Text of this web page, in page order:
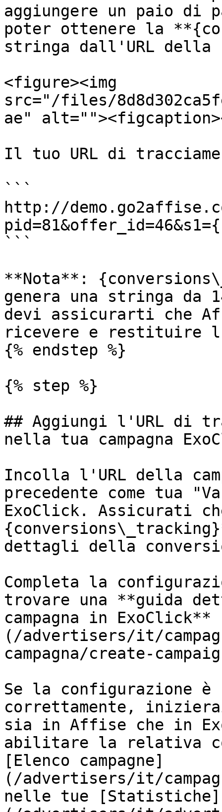
aggiungere un paio di
poter ottenere la
stringa dall'URL della
<figure><img
src="/files/
ae"
Il tuo URL di
```
http://
```
**Nota**:
genera una stringa da
devi assicurarti che
ricevere e restituire
{% endstep %}
{% step %}
## Aggiungi l'URL di
nella tua campagna
Incolla l'URL della
precedente come tua
ExoClick. Assicurati
dettagli della
Completa la
trovare una **guida
campagna in
(/advertisers/it/
campagna/create-
Se la configurazione è
correttamente,
sia in Affise che in
abilitare la relativa
[Elenco campagne]
(/advertisers/it/
nelle tue [Statistiche]